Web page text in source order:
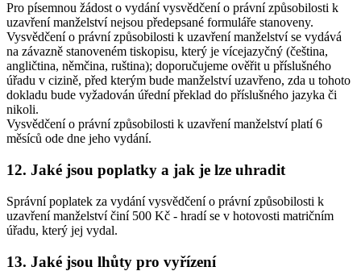
Pro písemnou žádost o vydání vysvědčení o právní způsobilosti k
uzavření manželství nejsou předepsané formuláře stanoveny.
Vysvědčení o právní způsobilosti k uzavření manželství se vydává
na závazně stanoveném tiskopisu, který je vícejazyčný (čeština,
angličtina, němčina, ruština); doporučujeme ověřit u příslušného
úřadu v cizině, před kterým bude manželství uzavřeno, zda u tohoto
dokladu bude vyžadován úřední překlad do příslušného jazyka či
nikoli.
Vysvědčení o právní způsobilosti k uzavření manželství platí 6
měsíců ode dne jeho vydání.
12. Jaké jsou poplatky a jak je lze uhradit
Správní poplatek za vydání vysvědčení o právní způsobilosti k
uzavření manželství činí 500 Kč - hradí se v hotovosti matričním
úřadu, který jej vydal.
13. Jaké jsou lhůty pro vyřízení